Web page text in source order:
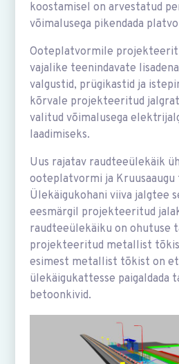
koostamisel on arvestatud
võimalusega pikendada
Ooteplatvormile
vajalike teenindavate lisadena
valgustid, prügikastid ja
kõrvale projekteeritud
valitud võimalusega
laadimiseks.
Uus rajatav raudteeülekäik
ooteplatvormi ja Kruusaaugu
Ülekäigukohani viiva jalgtee
eesmärgil projekteeritud
raudteeülekäiku on ohutuse
projekteeritud metallist
esimest metallist tõkist on
ülekäigukattesse paigaldada
betoonkivid.